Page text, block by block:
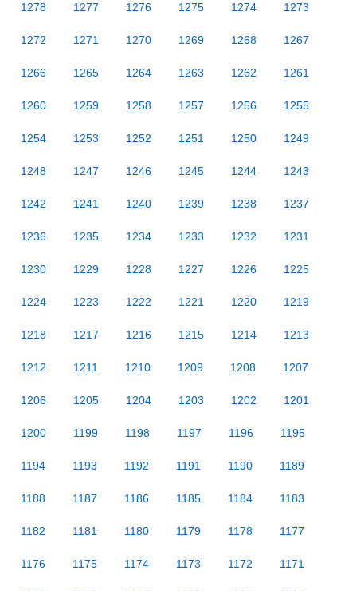
1278 1277 1276 1275 1274 1273
1272 1271 1270 1269 1268 1267
1266 1265 1264 1263 1262 1261
1260 1259 1258 1257 1256 1255
1254 1253 1252 1251 1250 1249
1248 1247 1246 1245 1244 1243
1242 1241 1240 1239 1238 1237
1236 1235 1234 1233 1232 1231
1230 1229 1228 1227 1226 1225
1224 1223 1222 1221 1220 1219
1218 1217 1216 1215 1214 1213
1212 1211 1210 1209 1208 1207
1206 1205 1204 1203 1202 1201
1200 1199 1198 1197 1196 1195
1194 1193 1192 1191 1190 1189
1188 1187 1186 1185 1184 1183
1182 1181 1180 1179 1178 1177
1176 1175 1174 1173 1172 1171